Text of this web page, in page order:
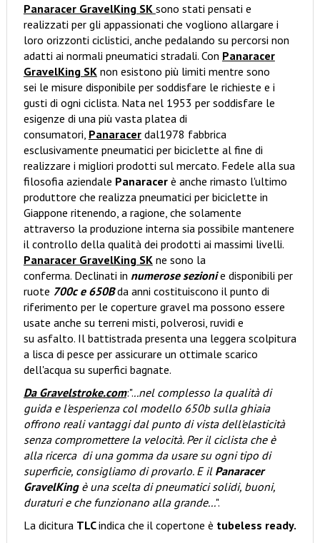
Panaracer GravelKing SK sono stati pensati e
realizzati per gli appassionati che vogliono allargare i
loro orizzonti ciclistici, anche pedalando su percorsi non
adatti ai normali pneumatici stradali. Con Panaracer
GravelKing SKnon esistono più limiti mentre sono
sei le misure disponibile per soddisfare le richieste e i
gusti di ogni ciclista. Nata nel 1953 per soddisfare le
esigenze di una più vasta platea di
consumatori, Panaracerdal1978 fabbrica
esclusivamente pneumatici per biciclette al fine di
realizzare i migliori prodotti sul mercato. Fedele alla sua
filosofia aziendale Panaracerè anche rimasto l'ultimo
produttore che realizza pneumatici per biciclette in
Giappone ritenendo, a ragione, che solamente
attraverso la produzione interna sia possibile mantenere
il controllo della qualità dei prodotti ai massimi livelli.
Panaracer GravelKing SKne sono la
conferma. Declinati in numerose sezionie disponibili per
ruote 700c e 650Bda anni costituiscono il punto di
riferimento per le coperture gravel ma possono essere
usate anche su terreni misti, polverosi, ruvidi e
su asfalto. Il battistrada presenta una leggera scolpitura
a lisca di pesce per assicurare un ottimale scarico
dell'acqua su superfici bagnate.
Da Gravelstroke.com:"...nel complesso la qualità di
guida e l'esperienza col modello 650b sulla ghiaia
offrono reali vantaggi dal punto di vista dell'elasticità
senza compromettere la velocità. Per il ciclista che è
alla ricerca di una gomma da usare su ogni tipo di
superficie, consigliamo di provarlo. E il Panaracer
GravelKingè una scelta di pneumatici solidi, buoni,
duraturi e che funzionano alla grande...".
La dicitura TLCindica che il copertone è tubeless ready.